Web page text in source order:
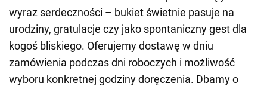
wyraz serdeczności – bukiet świetnie pasuje na
urodziny, gratulacje czy jako spontaniczny gest dla
kogoś bliskiego. Oferujemy dostawę w dniu
zamówienia podczas dni roboczych i możliwość
wyboru konkretnej godziny doręczenia. Dbamy o